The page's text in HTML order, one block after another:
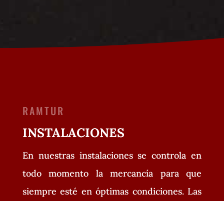
RAMTUR
INSTALACIONES
En nuestras instalaciones se controla en
todo momento la mercancía para que
siempre esté en óptimas condiciones. Las